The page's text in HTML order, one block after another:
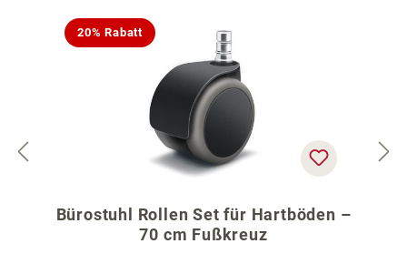
20% Rabatt
Bürostuhl Rollen Set für Hartböden –
70 cm Fußkreuz